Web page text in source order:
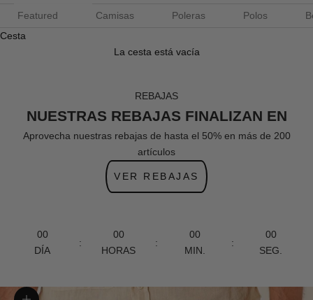
Featured Camisas Poleras Polos
Cesta
La cesta está vacía
REBAJAS
NUESTRAS REBAJAS FINALIZAN EN
Aprovecha nuestras rebajas de hasta el 50% en más de 200
artículos
VER REBAJAS
00
DÍA
:
00
HORAS
:
00
MIN.
:
00
SEG.